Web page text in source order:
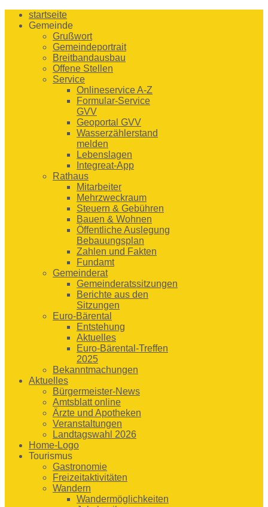
startseite
Gemeinde
Grußwort
Gemeindeportrait
Breitbandausbau
Offene Stellen
Service
Onlineservice A-Z
Formular-Service
GVV
Geoportal GVV
Wasserzählerstand
melden
Lebenslagen
Integreat-App
Rathaus
Mitarbeiter
Mehrzweckraum
Steuern & Gebühren
Bauen & Wohnen
Öffentliche Auslegung
Bebauungsplan
Zahlen und Fakten
Fundamt
Gemeinderat
Gemeinderatssitzungen
Berichte aus den
Sitzungen
Euro-Bärental
Entstehung
Aktuelles
Euro-Bärental-Treffen
2025
Bekanntmachungen
Aktuelles
Bürgermeister-News
Amtsblatt online
Ärzte und Apotheken
Veranstaltungen
Landtagswahl 2026
Home-Logo
Tourismus
Gastronomie
Freizeitaktivitäten
Wandern
Wandermöglichkeiten